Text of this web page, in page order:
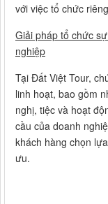
với việc tổ chức
Giải pháp tổ chức
nghiệp
Tại Đất Việt Tour,
linh hoạt, bao gồm
nghị, tiệc và hoạt
cầu của doanh
khách hàng chọn
ưu.